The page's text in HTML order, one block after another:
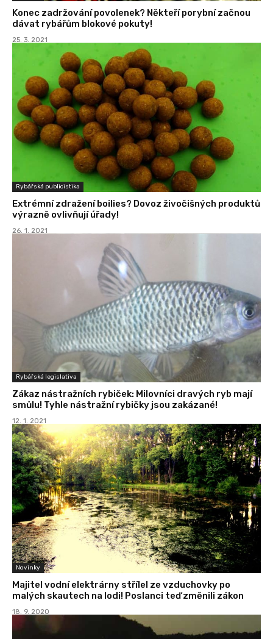
Konec zadržování povolenek? Někteří porybní začnou
dávat rybářům blokové pokuty!
25. 3. 2021
Rybářská publicistika
Extrémní zdražení boilies? Dovoz živočišných produktů
výrazně ovlivňují úřady!
26. 1. 2021
Rybářská legislativa
Zákaz nástražních rybiček: Milovníci dravých ryb mají
smůlu! Tyhle nástražní rybičky jsou zakázané!
12. 1. 2021
Novinky
Majitel vodní elektrárny střílel ze vzduchovky po
malých skautech na lodi! Poslanci teď změnili zákon
18. 9. 2020